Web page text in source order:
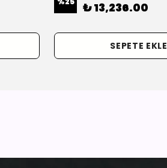
₺ 13,236.00
SEPETE EKLE